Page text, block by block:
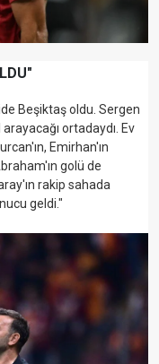
Beşiktaş oldu. Sergen
arayacağı ortadaydı. Ev
Emirhan'ın
golü de
rakip sahada
geldi."